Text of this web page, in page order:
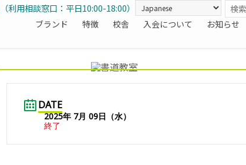
ブランド 特徴 校舎 入会について お知らせ
（利用相談窓口：平日10:00-18:00）
DATE
2025年 7月 09日（水）
終了